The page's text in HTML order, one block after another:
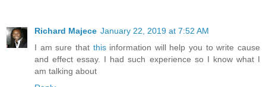
Richard Majece January 22, 2019 at 7:52 AM
I am sure that thisinformation will help you to write cause
and effect essay. I had such experience so I know what I
am talking about